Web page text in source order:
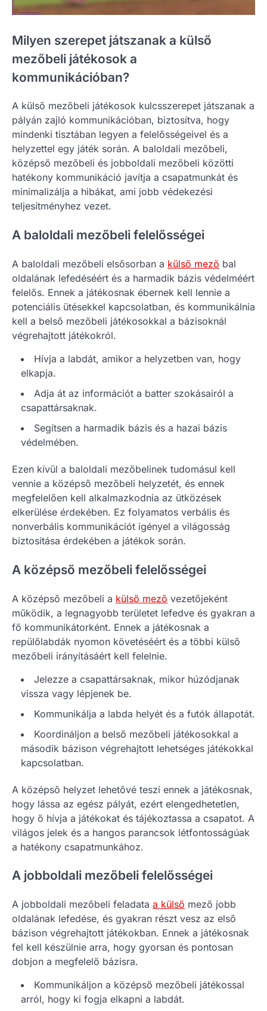
Milyen szerepet játszanak a külső
mezőbeli játékosok a
kommunikációban?
A külső mezőbeli játékosok kulcsszerepet játszanak a
pályán zajló kommunikációban, biztosítva, hogy
mindenki tisztában legyen a felelősségeivel és a
helyzettel egy játék során. A baloldali mezőbeli,
középső mezőbeli és jobboldali mezőbeli közötti
hatékony kommunikáció javítja a csapatmunkát és
minimalizálja a hibákat, ami jobb védekezési
teljesítményhez vezet.
A baloldali mezőbeli felelősségei
A baloldali mezőbeli elsősorban a külső mező bal
oldalának lefedéséért és a harmadik bázis védelméért
felelős. Ennek a játékosnak ébernek kell lennie a
potenciális ütésekkel kapcsolatban, és kommunikálnia
kell a belső mezőbeli játékosokkal a bázisoknál
végrehajtott játékokról.
Hívja a labdát, amikor a helyzetben van, hogy
elkapja.
Adja át az információt a batter szokásairól a
csapattársaknak.
Segítsen a harmadik bázis és a hazai bázis
védelmében.
Ezen kívül a baloldali mezőbelinek tudomásul kell
vennie a középső mezőbeli helyzetét, és ennek
megfelelően kell alkalmazkodnia az ütközések
elkerülése érdekében. Ez folyamatos verbális és
nonverbális kommunikációt igényel a világosság
biztosítása érdekében a játékok során.
A középső mezőbeli felelősségei
A középső mezőbeli a külső mező vezetőjeként
működik, a legnagyobb területet lefedve és gyakran a
fő kommunikátorként. Ennek a játékosnak a
repülőlabdák nyomon követéséért és a többi külső
mezőbeli irányításáért kell felelnie.
Jelezze a csapattársaknak, mikor húzódjanak
vissza vagy lépjenek be.
Kommunikálja a labda helyét és a futók állapotát.
Koordináljon a belső mezőbeli játékosokkal a
második bázison végrehajtott lehetséges játékokkal
kapcsolatban.
A középső helyzet lehetővé teszi ennek a játékosnak,
hogy lássa az egész pályát, ezért elengedhetetlen,
hogy ő hívja a játékokat és tájékoztassa a csapatot. A
világos jelek és a hangos parancsok létfontosságúak
a hatékony csapatmunkához.
A jobboldali mezőbeli felelősségei
A jobboldali mezőbeli feladata a külső mező jobb
oldalának lefedése, és gyakran részt vesz az első
bázison végrehajtott játékokban. Ennek a játékosnak
fel kell készülnie arra, hogy gyorsan és pontosan
dobjon a megfelelő bázisra.
Kommunikáljon a középső mezőbeli játékossal
arról, hogy ki fogja elkapni a labdát.